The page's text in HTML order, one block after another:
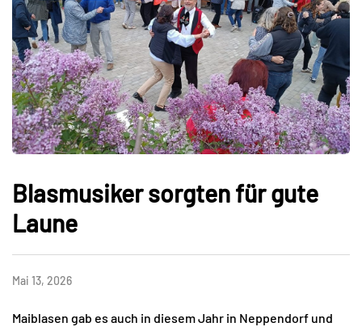
Blasmusiker sorgten für gute
Laune
Mai 13, 2026
Maiblasen gab es auch in diesem Jahr in Neppendorf und